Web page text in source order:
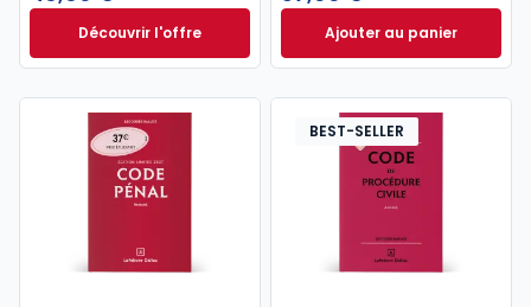
Découvrir l'offreLe guide pénal 2026. 27e éd. à partir de
Dès
Ajouter au panier
Code de
BEST-SELLER